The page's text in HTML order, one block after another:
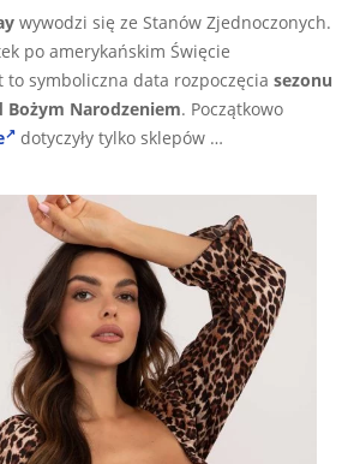
wywodzi się ze Stanów Zjednoczonych.
po amerykańskim Święcie
to symboliczna data rozpoczęcia sezonu
Bożym Narodzeniem. Początkowo
dotyczyły tylko sklepów …